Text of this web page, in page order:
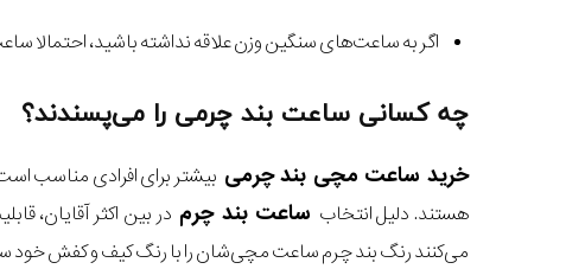
اگر به ساعت‌های سنگین وزن علاقه نداشته باشید، احتمالا
چه کسانی ساعت بند چرمی را می‌پسندند؟
خرید ساعت مچی بند چرمی بیشتر برای افرادی مناسب
هستند. دلیل انتخاب ساعت بند چرم در بین اکثر آقایان،
می‌کنند رنگ بند چرم ساعت مچی‌شان را با رنگ کیف و کفش خود